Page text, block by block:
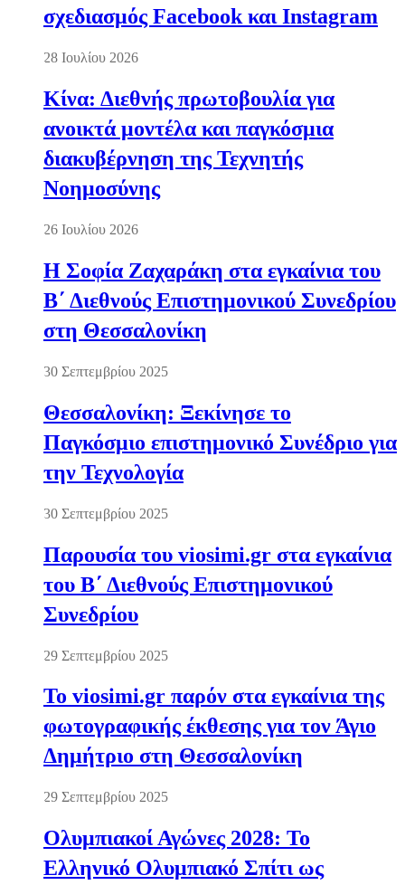
σχεδιασμός Facebook και Instagram
28 Ιουλίου 2026
Κίνα: Διεθνής πρωτοβουλία για
ανοικτά μοντέλα και παγκόσμια
διακυβέρνηση της Τεχνητής
Νοημοσύνης
26 Ιουλίου 2026
Η Σοφία Ζαχαράκη στα εγκαίνια του
Β΄ Διεθνούς Επιστημονικού Συνεδρίου
στη Θεσσαλονίκη
30 Σεπτεμβρίου 2025
Θεσσαλονίκη: Ξεκίνησε το
Παγκόσμιο επιστημονικό Συνέδριο για
την Τεχνολογία
30 Σεπτεμβρίου 2025
Παρουσία του viosimi.gr στα εγκαίνια
του Β΄ Διεθνούς Επιστημονικού
Συνεδρίου
29 Σεπτεμβρίου 2025
Το viosimi.gr παρόν στα εγκαίνια της
φωτογραφικής έκθεσης για τον Άγιο
Δημήτριο στη Θεσσαλονίκη
29 Σεπτεμβρίου 2025
Ολυμπιακοί Αγώνες 2028: Το
Ελληνικό Ολυμπιακό Σπίτι ως